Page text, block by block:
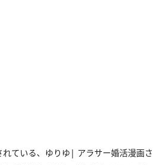
ている、ゆりゆ| アラサー婚活漫画さ